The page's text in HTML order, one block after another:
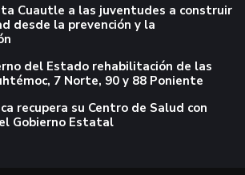
Cuautle a las juventudes a construir
desde la prevención y la
del Estado rehabilitación de las
7 Norte, 90 y 88 Poniente
recupera su Centro de Salud con
Gobierno Estatal